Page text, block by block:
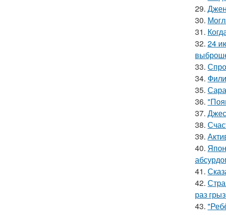
29.
30.
31.
32. 24
33.
34.
35.
36.
37.
38.
39.
40.
41.
42.
раз
43.